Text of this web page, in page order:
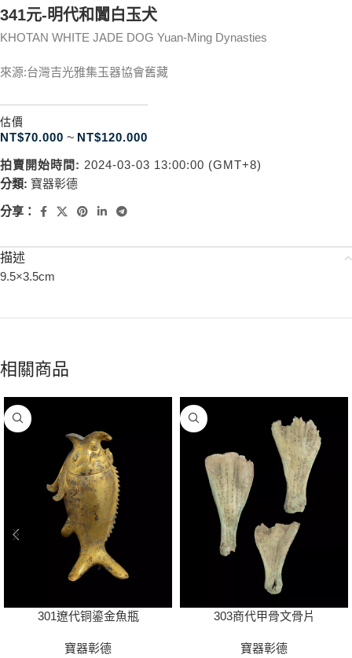
341元-明代和闐白玉犬
KHOTAN WHITE JADE DOG Yuan-Ming Dynasties
來源:台灣吉光雅集玉器協會舊藏
估價
NT$70.000 ~ NT$120.000
拍賣開始時間: 2024-03-03 13:00:00 (GMT+8)
分類: 寶器彰德
分享：
描述
9.5×3.5cm
相關商品
301遼代铜鎏金魚瓶
寶器彰德
303商代甲骨文骨片
寶器彰德